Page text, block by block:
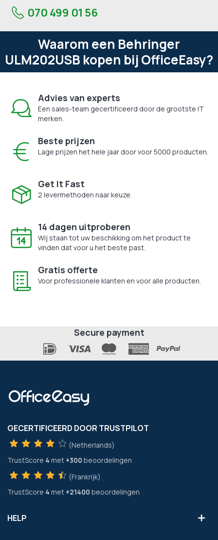
070 499 01 56
Waarom een Behringer
ULM202USB kopen bij OfficeEasy?
Advies van experts
Een sales-team gecertificeerd door de grootste IT
merken.
Beste prijzen
Lage prijzen het hele jaar door voor 5000 producten.
Get It Fast
2 levermethoden naar keuze.
14 dagen uitproberen
Wij staan tot uw beschikking om het product te
vinden dat voor u het beste past.
Gratis offerte
Voor professionele klanten en voor alle producten.
Secure payment
GECERTIFICEERD DOOR TRUSTPILOT
(Netherlands)
TrustScore 4 met +300 beoordelingen
(Frankrijk)
TrustScore 4 met +21400 beoordelingen
HELP